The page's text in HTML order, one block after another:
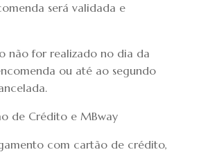
será validada e
não for realizado no dia da
ou até ao segundo
de Crédito e MBway
com cartão de crédito,